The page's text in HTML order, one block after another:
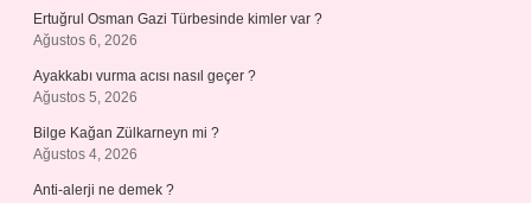
Ertuğrul Osman Gazi Türbesinde kimler var ?
Ağustos 6, 2026
Ayakkabı vurma acısı nasıl geçer ?
Ağustos 5, 2026
Bilge Kağan Zülkarneyn mi ?
Ağustos 4, 2026
Anti-alerji ne demek ?